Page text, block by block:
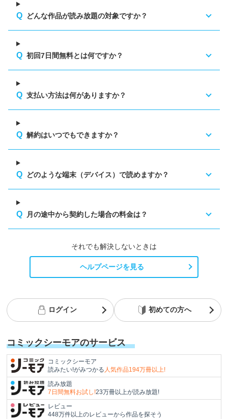
どんな作品が読み放題の対象ですか？
初回7日間無料とは何ですか？
支払い方法は何がありますか？
解約はいつでもできますか？
どのような端末（デバイス）で読めますか？
月の途中から契約した場合の料金は？
それでも解決しないときは
ヘルプページを見る
ログイン 初めての方へ